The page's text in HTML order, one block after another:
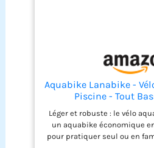
Aquabike Lanabike -
Piscine - Tout
Ergonomique - Guidon
Antidérapantes -
Bleu - Waterflex,
Léger et robuste : le vélo
un aquabike économique
pour pratiquer seul ou en